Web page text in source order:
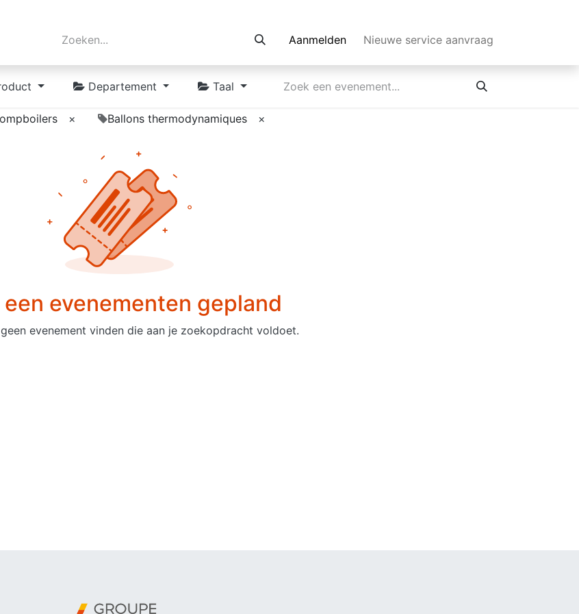
Aanmelden Nieuwe service aanvraag
Departement Taal
× Ballons thermodynamiques ×
een evenementen gepland
evenement vinden die aan je zoekopdracht voldoet.